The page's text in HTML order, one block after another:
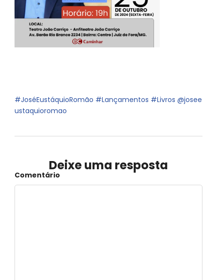
#JoséEustáquioRomão #Lançamentos #Livros @josee
ustaquioromao
Deixe uma resposta
Comentário